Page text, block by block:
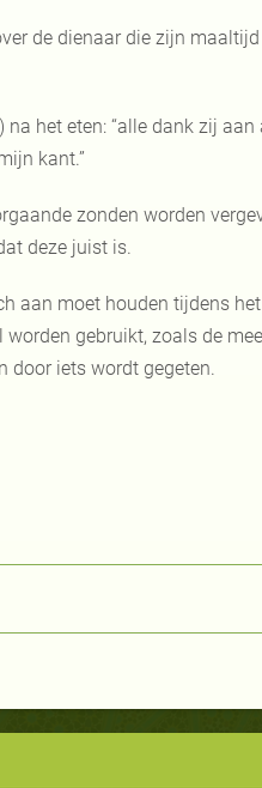
de dienaar die zijn
het eten: “alle dank zij
kant.”
zonden worden
deze juist is.
aan moet houden tijdens
gebruikt, zoals de
maaltijden door iets